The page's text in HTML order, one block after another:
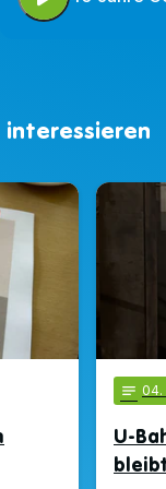
interessieren
notes 04
U-